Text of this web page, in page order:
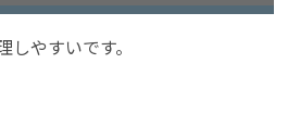
やすいです。